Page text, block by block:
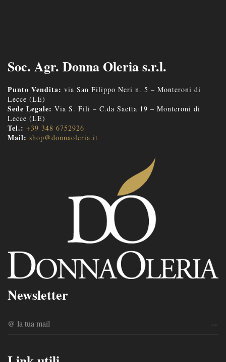
Soc. Agr. Donna Oleria s.r.l.
Punto Vendita: via San Filippo Neri n. 5 – Monteroni di
Lecce (LE)
Sede Legale: Via S. Fili – C.da Saetta 19 – Monteroni di
Lecce (LE)
Tel.: +39 348 6752926
Mail: shop@donnaoleria.it
Newsletter